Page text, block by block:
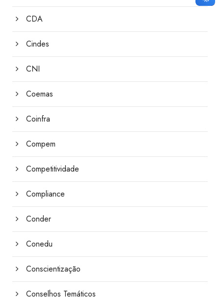
CDA
Cindes
CNI
Coemas
Coinfra
Compem
Competitividade
Compliance
Conder
Conedu
Conscientização
Conselhos Temáticos